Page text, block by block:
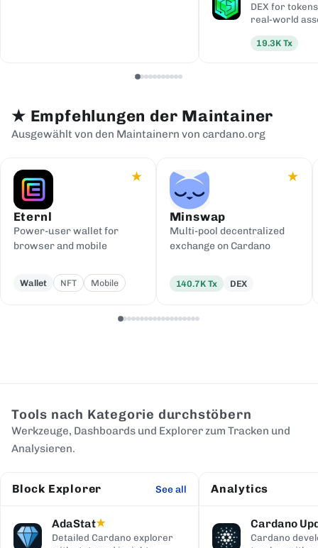
DEX for
real-world
19.3K Tx
★ Empfehlungen der Maintainer
Ausgewählt von den Maintainern von cardano.org
★
Eternl
Power-user wallet for
browser and mobile
Wallet NFT Mobile
★
Minswap
Multi-pool decentralized
exchange on Cardano
140.7K Tx DEX
Tools nach Kategorie durchstöbern
Werkzeuge, Dashboards und Explorer zum Tracken und
Analysieren.
Block Explorer See all
AdaStat★
Detailed Cardano explorer
Analytics
Cardano
Cardano